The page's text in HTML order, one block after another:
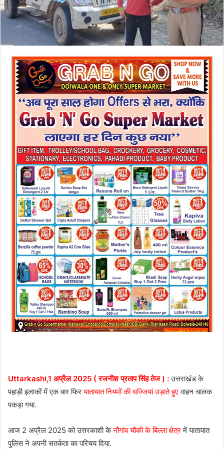
Uttarkashi,1 अप्रैल 2025 ( रजनीश प्रताप सिंह तेज ) :उत्तराखंड के
पहाड़ी इलाकों में एक बार फिरयातायात नियमों की धज्जियां उड़ाते हुएवाहन चालक
पकड़ा गया.
आज 2 अप्रैल 2025 को उत्तरकाशी केनौगांव चौकी के बिल्ला क्षेत्रमें यातायात
पुलिस ने अपनी सतर्कता का परिचय दिया.